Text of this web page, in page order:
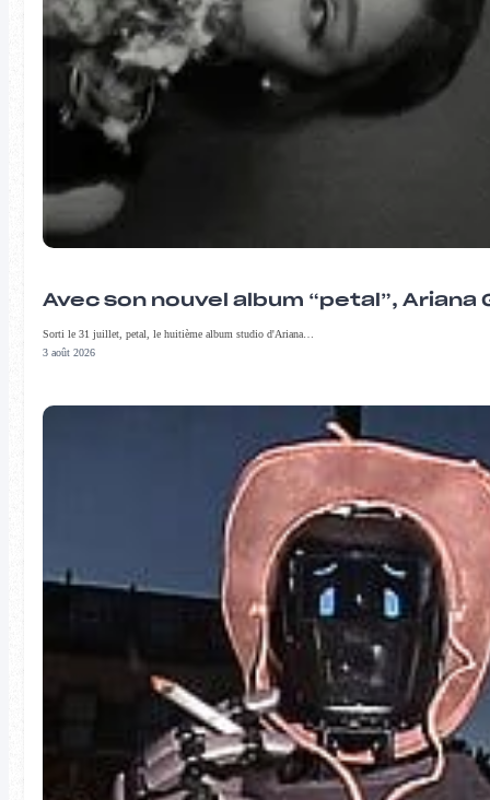
Avec son nouvel album “petal”,
Sorti le 31 juillet, petal, le huitième album studio d'Ariana…
3 août 2026